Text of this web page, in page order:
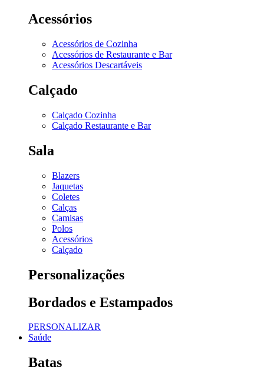
Acessórios
Acessórios de Cozinha
Acessórios de Restaurante e Bar
Acessórios Descartáveis
Calçado
Calçado Cozinha
Calçado Restaurante e Bar
Sala
Blazers
Jaquetas
Coletes
Calças
Camisas
Polos
Acessórios
Calçado
Personalizações
Bordados e Estampados
PERSONALIZAR
Saúde
Batas